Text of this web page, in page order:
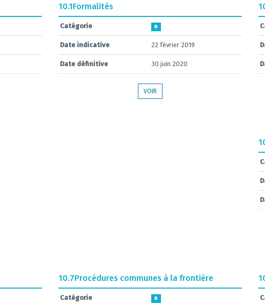
10.1Formalités
Catégorie B
Date indicative 22 février 2019
Date définitive 30 juin 2020
VOIR
10.7Procédures communes à la frontière
Catégorie B